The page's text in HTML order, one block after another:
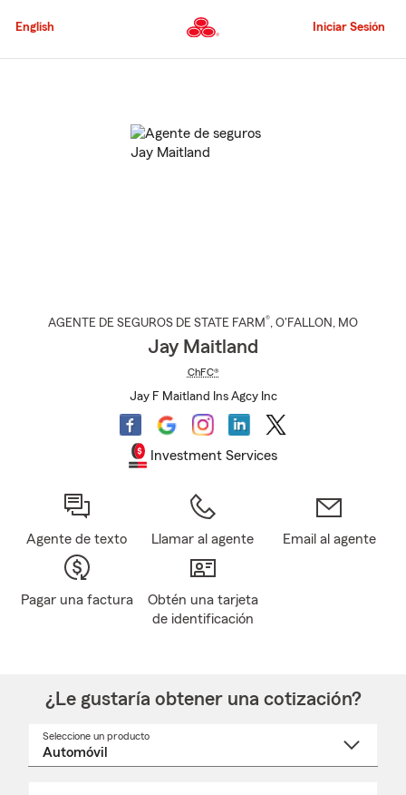
al
principal
English Iniciar Sesión
AGENTE DE SEGUROS DE STATE FARM®, O'FALLON , MO
Jay Maitland
ChFC®
Jay F Maitland Ins Agcy Inc
Investment Services
Agente de texto Llamar al agente Email al agente
Pagar una factura
Obtén una tarjeta
de identificación
¿Le gustaría obtener una cotización?
Seleccione un producto